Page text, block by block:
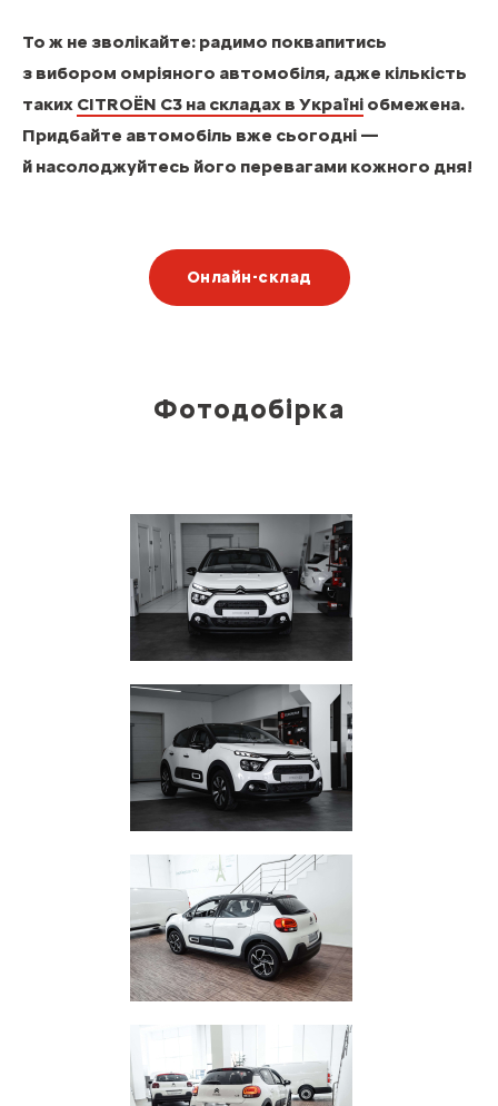
То ж не зволікайте: радимо поквапитись
з вибором омріяного автомобіля, адже кількість
таких CITROЁN С3 на складах в Україні обмежена.
Придбайте автомобіль вже сьогодні —
й насолоджуйтесь його перевагами кожного дня!
Онлайн-склад
Фотодобірка